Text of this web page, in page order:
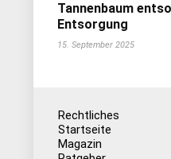
Tannenbaum
Entsorgung
15. September 2025
Rechtliches
Startseite
Magazin